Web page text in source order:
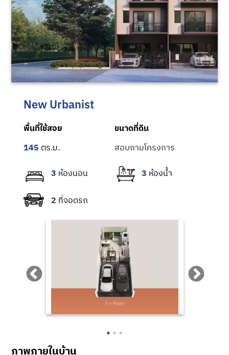
สถานที่ใกล้เคียงโครงการบ้านกลางเมือง
รามอินทรา-วัชรพล
โรงเรียนสารสาสน์วิเทศสายไหม : 5.3
กิโลเมตร
โรงเรียนไทยรัฐวิทยา 75 เฉลิมพระเกียรติ
โรงพยาบาลสายไหม : 6.9 กิโลเมตร
New Urbanist
พื้นที่ใช้สอย
145
ขนาดที่ดิน
สอบถามโครงการ
3
3
2